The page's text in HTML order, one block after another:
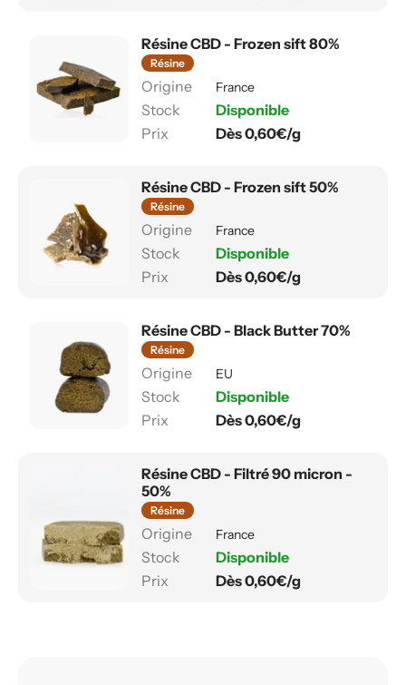
Résine CBD - Frozen sift 80%
Résine
France
Disponible
Dès 0,60€/g
Résine CBD - Frozen sift 50%
Résine
France
Disponible
Dès 0,60€/g
Résine CBD - Black Butter 70%
Résine
EU
Disponible
Dès 0,60€/g
Résine CBD - Filtré 90 micron -
50%
Résine
France
Disponible
Dès 0,60€/g